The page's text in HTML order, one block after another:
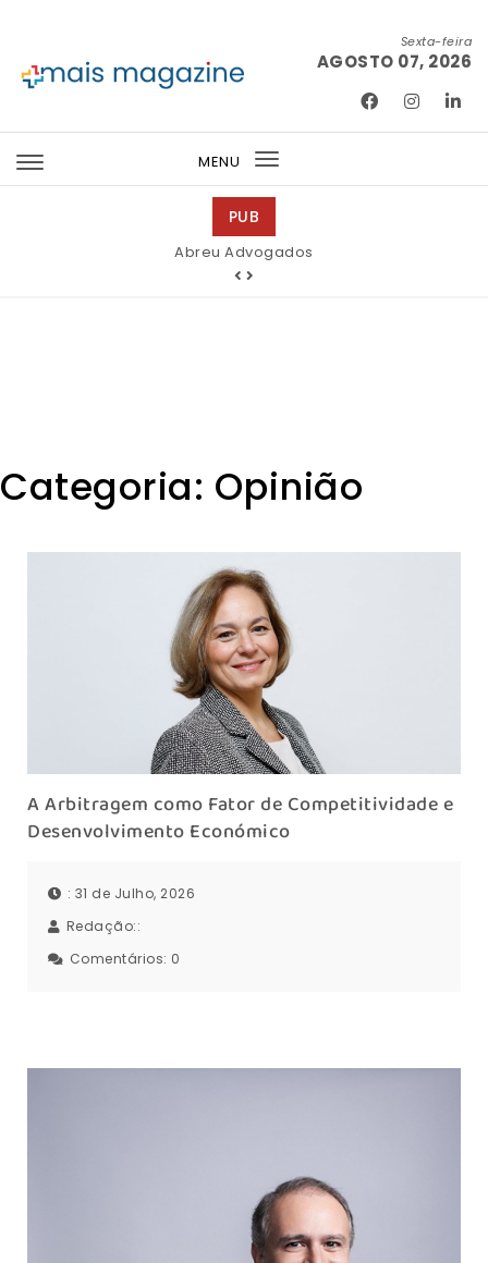
Sexta-feira
AGOSTO 07, 2026
MENU
Toggle
PUB
Abreu Advogados
Categoria: Opinião
A Arbitragem como Fator de Competitividade e
Desenvolvimento Económico
: 31 de Julho, 2026
Redação::
Comentários: 0